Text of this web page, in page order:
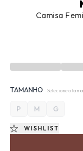
Camisa
TAMANHO Selecione o
P M G
WISHLIST